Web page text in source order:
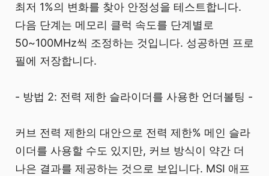
최저 1%의 변화를 찾아 안정성을 테스트합니다.
다음 단계는 메모리 클럭 속도를 단계별로
50~100MHz씩 조정하는 것입니다. 성공하면 프로
필에 저장합니다.
- 방법 2: 전력 제한 슬라이더를 사용한 언더볼팅 -
커브 전력 제한의 대안으로 전력 제한% 메인 슬라
이더를 사용할 수도 있지만, 커브 방식이 약간 더
나은 결과를 제공하는 것으로 보입니다. MSI 애프